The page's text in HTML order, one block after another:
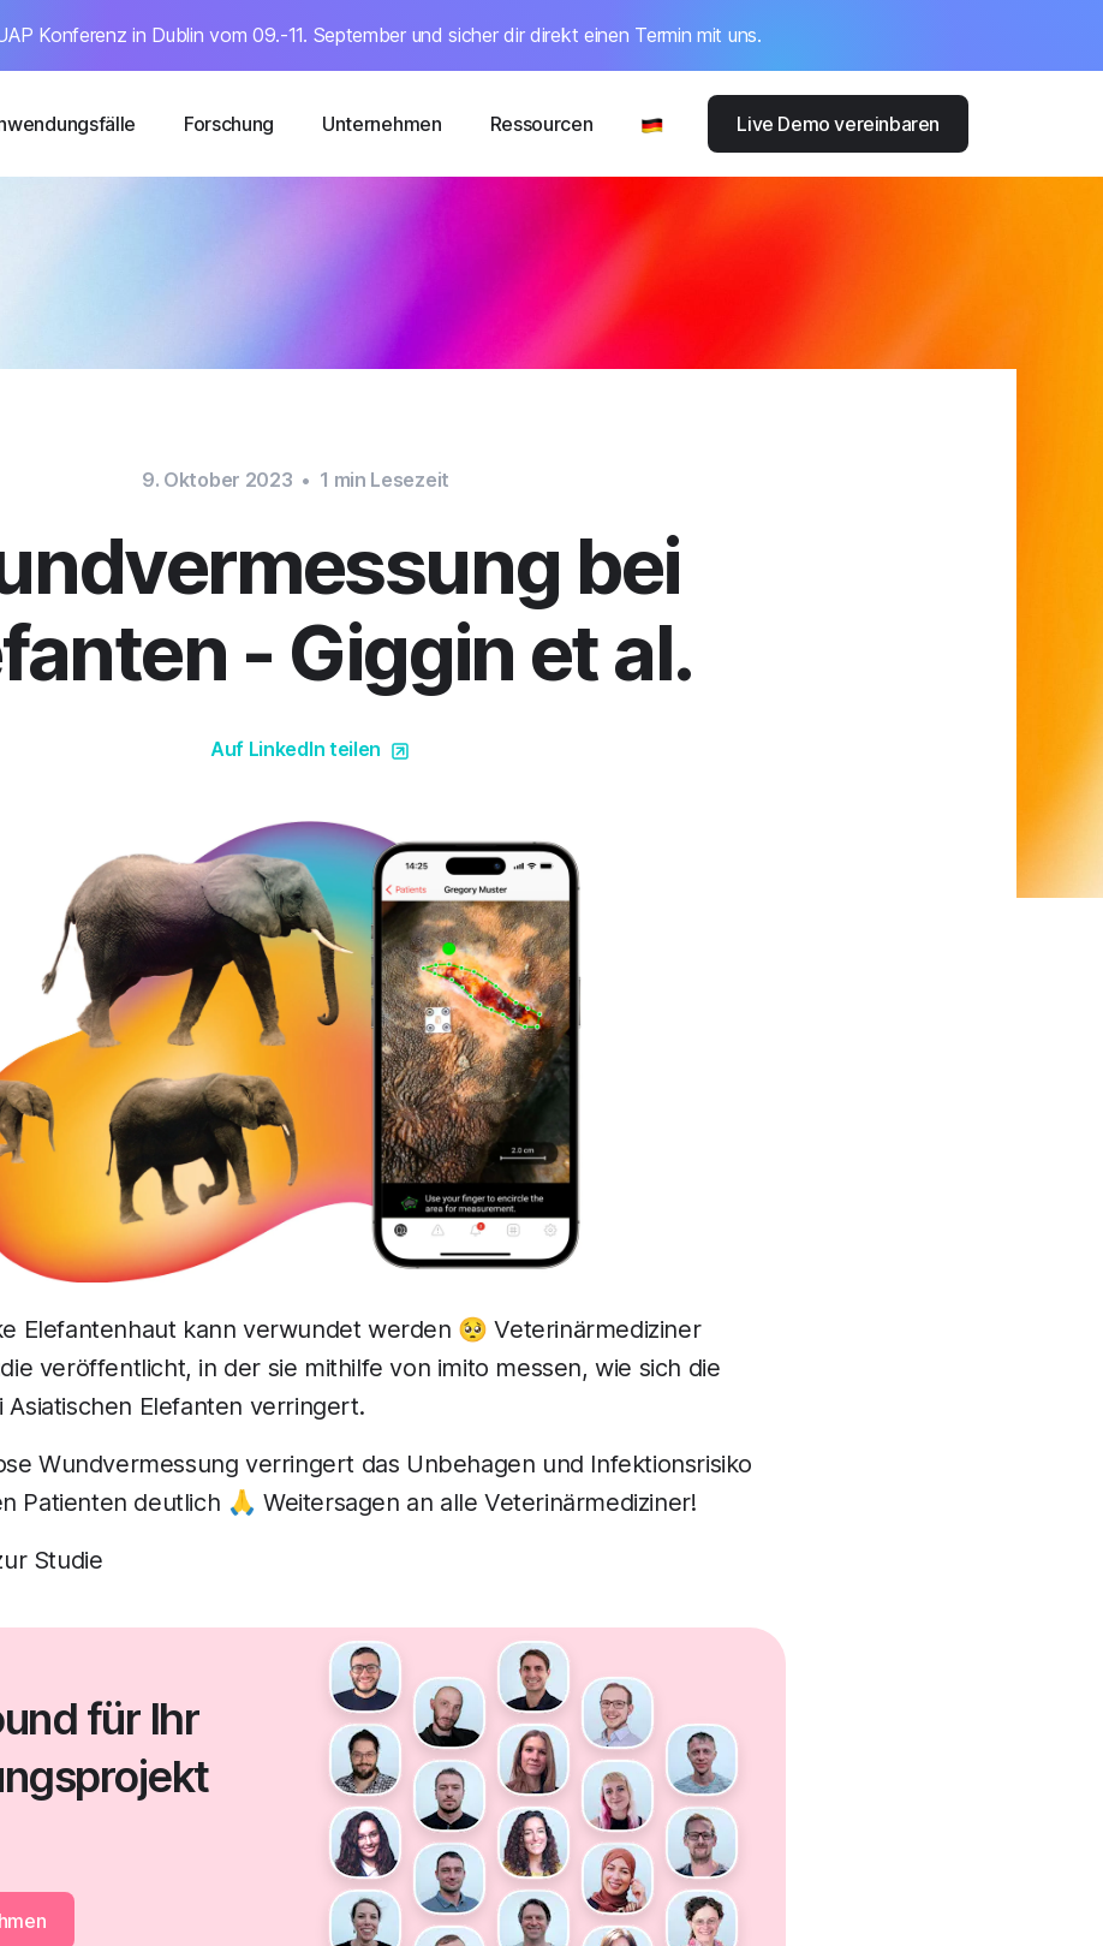
Konferenz in Dublin vom 09.-11. September und sicher dir direkt einen Termin mit uns.
Forschung Unternehmen Ressourcen Live Demo vereinbaren
9. Oktober 2023 • 1 min Lesezeit
bei
- Giggin et al.
Auf LinkedIn teilen
Elefantenhaut kann verwundet werden 🥺 Veterinärmediziner
veröffentlicht, in der sie mithilfe von imito messen, wie sich die
Elefanten verringert.
Wundvermessung verringert das Unbehagen und Infektionsrisiko
Patienten deutlich 🙏 Weitersagen an alle Veterinärmediziner!
Studie
für Ihr